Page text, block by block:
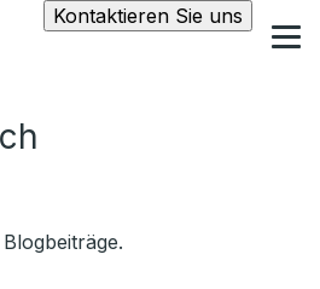
Kontaktieren Sie uns